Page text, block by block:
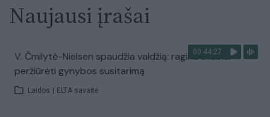
Naujausi įrašai
00:44:27
V. Čmilytė-Nielsen spaudžia valdžią: ragina skubiai
peržiūrėti gynybos susitarimą
Laidos ELTA savaitė